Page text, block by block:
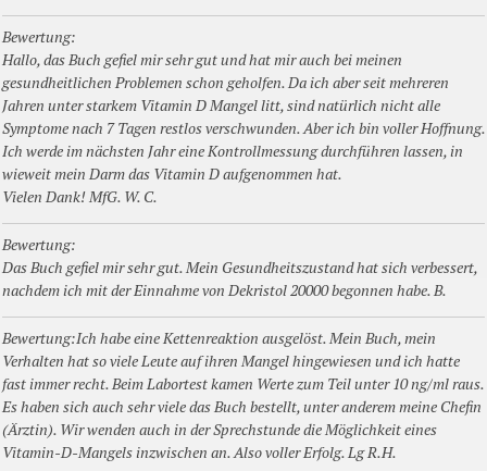
Bewertung:
Hallo, das Buch gefiel mir sehr gut und hat mir auch bei meinen
gesundheitlichen Problemen schon geholfen. Da ich aber seit mehreren
Jahren unter starkem Vitamin D Mangel litt, sind natürlich nicht alle
Symptome nach 7 Tagen restlos verschwunden. Aber ich bin voller Hoffnung.
Ich werde im nächsten Jahr eine Kontrollmessung durchführen lassen, in
wieweit mein Darm das Vitamin D aufgenommen hat.
Vielen Dank! MfG. W. C.
Bewertung:
Das Buch gefiel mir sehr gut. Mein Gesundheitszustand hat sich verbessert,
nachdem ich mit der Einnahme von Dekristol 20000 begonnen habe. B.
Bewertung:Ich habe eine Kettenreaktion ausgelöst. Mein Buch, mein
Verhalten hat so viele Leute auf ihren Mangel hingewiesen und ich hatte
fast immer recht. Beim Labortest kamen Werte zum Teil unter 10 ng/ml raus.
Es haben sich auch sehr viele das Buch bestellt, unter anderem meine Chefin
(Ärztin). Wir wenden auch in der Sprechstunde die Möglichkeit eines
Vitamin-D-Mangels inzwischen an. Also voller Erfolg. Lg R.H.